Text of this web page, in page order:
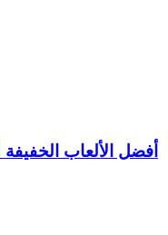
أفضل الألعاب